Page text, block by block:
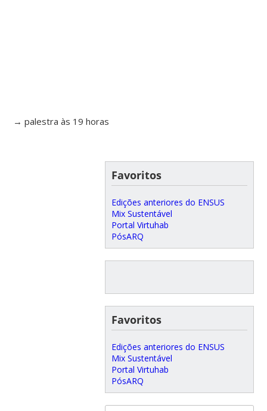
→ palestra às 19 horas
Favoritos
Edições anteriores do ENSUS
Mix Sustentável
Portal Virtuhab
PósARQ
Favoritos
Edições anteriores do ENSUS
Mix Sustentável
Portal Virtuhab
PósARQ